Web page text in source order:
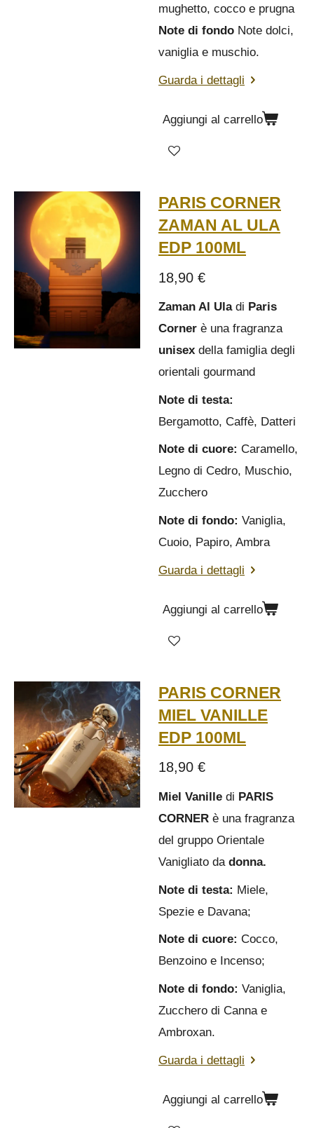
mughetto, cocco e prugna
Note di fondo Note dolci,
vaniglia e muschio.
Guarda i dettagli
Aggiungi al carrello
PARIS CORNER
ZAMAN AL ULA
EDP 100ML
18,90 €
Zaman Al Uladi Paris
Corner è una fragranza
unisex della famiglia degli
orientali gourmand
Note di testa:
Bergamotto, Caffè, Datteri
Note di cuore: Caramello,
Legno di Cedro, Muschio,
Zucchero
Note di fondo: Vaniglia,
Cuoio, Papiro, Ambra
Guarda i dettagli
Aggiungi al carrello
PARIS CORNER
MIEL VANILLE
EDP 100ML
18,90 €
Miel Vanille di PARIS
CORNER è una fragranza
del gruppo Orientale
Vanigliato da donna.
Note di testa: Miele,
Spezie e Davana;
Note di cuore: Cocco,
Benzoino e Incenso;
Note di fondo: Vaniglia,
Zucchero di Canna e
Ambroxan.
Guarda i dettagli
Aggiungi al carrello